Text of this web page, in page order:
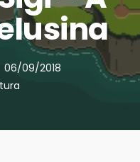
06/09/2018